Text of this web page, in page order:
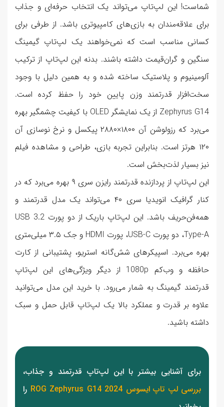
شماست! این لپ‌تاپ می‌تواند یک انتخاب حرفه‌ای و جذاب
برای علاقه‌مندان به بازی‌های کامپیوتری باشد. از طرفی برای
کسانی مناسب است که نمی‌خواهند یک لپ‌تاپ گیمینگ
سنگین و گران‌قیمت داشته باشند. بدنه این لپ‌تاپ از ترکیب
آلومینیوم و پلاستیک ساخته شده و به همین دلیل با وجود
سخت‌افزار قدرتمند وزن پایین خود را حفظ کرده است.
Zephyrus G14 از یک نمایشگر OLED با کیفیت چشمگیر بهره
می‌برد که رزولوشن آن ۱۸۰۰×۲۸۸۰ پیکسل و نرخ نوسازی آن
۱۲۰ هرتز است. بنابراین تجربه بازی، طراحی و مشاهده فیلم
نیز بسیار لذت‌بخش است.
این لپ‌تاپ از پردازنده قدرتمند رایزن سری ۹ بهره می‌برد که در
کنار گرافیک انویدیا سری ۴۰ می‌تواند یک مدل قدرتمند و
همه‌فن‌حریف باشد. این لپ‌تاپ باریک از دو پورت USB 3.2
Type-A، دو پورت USB-C، پورت HDMI و جک ۳.۵ میلی‌متری
بهره می‌برد. اسپیکرهای شش‌گانه استریو، پشتیبانی از کارت
حافظه و وب‌کم 1080p از دیگر ویژگی‌های این لپ‌تاپ
قدرتمند گیمینگ به شمار می‌رود. با خرید این مدل می‌توانید
علاوه بر قدرت و عملکرد بالا یک لپ‌تاپ قابل حمل و سبک
داشته باشید.
برای آشنایی بیشتر با این لپ‌تاپ قدرتمند و جذاب،
بررسی لپ تاپ ایسوس ROG Zephyrus G14 2024
را